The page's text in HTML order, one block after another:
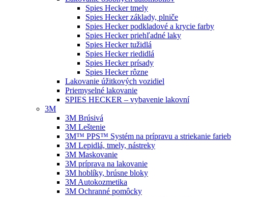
Spies Hecker tmely
Spies Hecker základy, plniče
Spies Hecker podkladové a krycie farby
Spies Hecker priehľadné laky
Spies Hecker tužidlá
Spies Hecker riedidlá
Spies Hecker prísady
Spies Hecker rôzne
Lakovanie úžitkových vozidiel
Priemyselné lakovanie
SPIES HECKER – vybavenie lakovní
3M
3M Brúsivá
3M Leštenie
3M™ PPS™ Systém na prípravu a striekanie farieb
3M Lepidlá, tmely, nástreky
3M Maskovanie
3M príprava na lakovanie
3M hoblíky, brúsne bloky
3M Autokozmetika
3M Ochranné pomôcky